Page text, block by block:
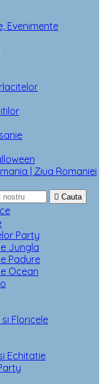
Evenimente
| Ziua Romaniei
 Cauta
Party
Jungla
Padure
Ocean
Floricele
Echitatie